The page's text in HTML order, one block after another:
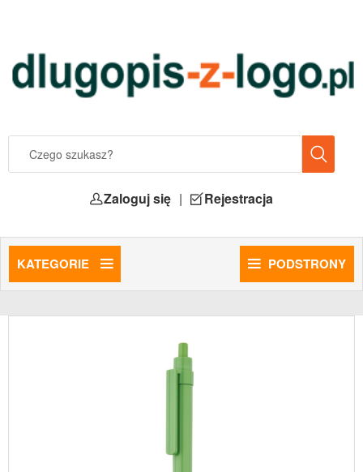
Zaloguj się | Rejestracja
KATEGORIE PODSTRONY